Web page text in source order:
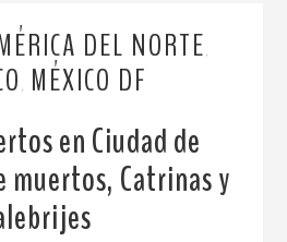
DEL NORTE
MÉXICO DF
en Ciudad de
muertos, Catrinas y